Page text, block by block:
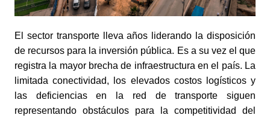
El sector transporte lleva años liderando la disposición
de recursos para la inversión pública. Es a su vez el que
registra la mayor brecha de infraestructura en el país. La
limitada conectividad, los elevados costos logísticos y
las deficiencias en la red de transporte siguen
representando obstáculos para la competitividad del